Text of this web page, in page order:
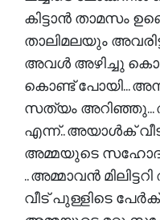
കിട്ടാൻ താമസം
താലിമലയും
അവൾ അഴിച്ചു
കൊണ്ട് പോയി...
സത്യം അറിഞ്ഞു...
എന്ന്.. അയാൾക്
അമ്മയുടെ
.. അമ്മാവൻ
വീട് പുള്ളിടെ